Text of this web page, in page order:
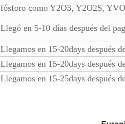
fósforo como Y2O3, Y2O2S,
Llegó en 5-10 días después del
Llegamos en 15-20days después
Llegamos en 15-20days después
Llegamos en 15-25days después